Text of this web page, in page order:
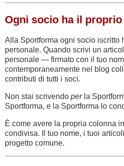
Ogni socio ha il
Alla Sportforma ogni socio iscritto
personale. Quando scrivi un
personale — firmato con il tuo
contemporaneamente nel blog
contributi di tutti i soci.
Non stai scrivendo perla
Sportforma, e la Sportforma lo
È come avere la propria colonna
condivisa. Il tuo nome, i tuoi
progetto comune.